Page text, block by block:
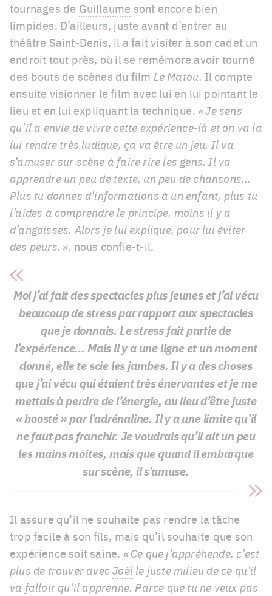
tournages de Guillaume sont encore bien
limpides. D’ailleurs, juste avant d’entrer au
théâtre Saint-Denis, il a fait visiter à son cadet un
endroit tout près, où il se remémore avoir tourné
des bouts de scènes du film Le Matou. Il compte
ensuite visionner le film avec lui en lui pointant le
lieu et en lui expliquant la technique. « Je sens
qu’il a envie de vivre cette expérience-là et on va la
lui rendre très ludique, ça va être un jeu. Il va
s’amuser sur scène à faire rire les gens. Il va
apprendre un peu de texte, un peu de chansons…
Plus tu donnes d’informations à un enfant, plus tu
l’aides à comprendre le principe, moins il y a
d’angoisses. Alors je lui explique, pour lui éviter
des peurs. », nous confie-t-il.
Moi j’ai fait des spectacles plus jeunes et j’ai vécu
beaucoup de stress par rapport aux spectacles
que je donnais. Le stress fait partie de
l’expérience… Mais il y a une ligne et un moment
donné, elle te scie les jambes. Il y a des choses
que j’ai vécu qui étaient très énervantes et je me
mettais à perdre de l’énergie, au lieu d’être juste
« boosté » par l’adrénaline. Il y a une limite qu’il
ne faut pas franchir. Je voudrais qu’il ait un peu
les mains moites, mais que quand il embarque
sur scène, il s’amuse.
Il assure qu’il ne souhaite pas rendre la tâche
trop facile à son fils, mais qu’il souhaite que son
expérience soit saine. « Ce que j’appréhende, c’est
plus de trouver avecJoël le juste milieu de ce qu’il
va falloir qu’il apprenne. Parce que tu ne veux pas